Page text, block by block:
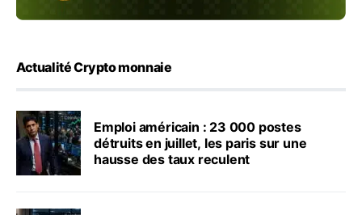
Actualité Crypto monnaie
Emploi américain : 23 000 postes
détruits en juillet, les paris sur une
hausse des taux reculent